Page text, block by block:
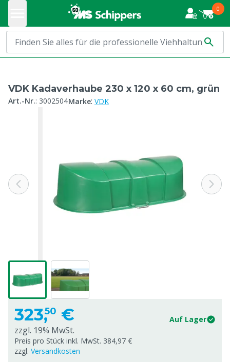
0
VDK Kadaverhaube 230 x 120 x 60 cm, grün
Art.-Nr.: 3002504Marke: VDK
323,50 € Auf Lager
zzgl. 19% MwSt.
Preis pro Stück inkl. MwSt. 384,97 €
zzgl. Versandkosten